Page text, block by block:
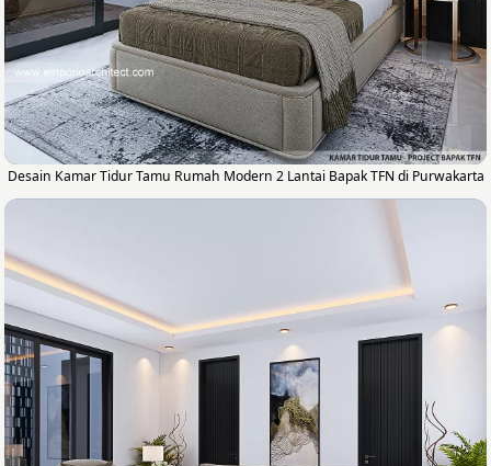
Desain Kamar Tidur Tamu Rumah Modern 2 Lantai Bapak TFN di Purwakarta